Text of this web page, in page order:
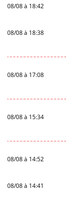
08/08 à 18:42
08/08 à 18:38
08/08 à 17:08
08/08 à 15:34
08/08 à 14:52
08/08 à 14:41